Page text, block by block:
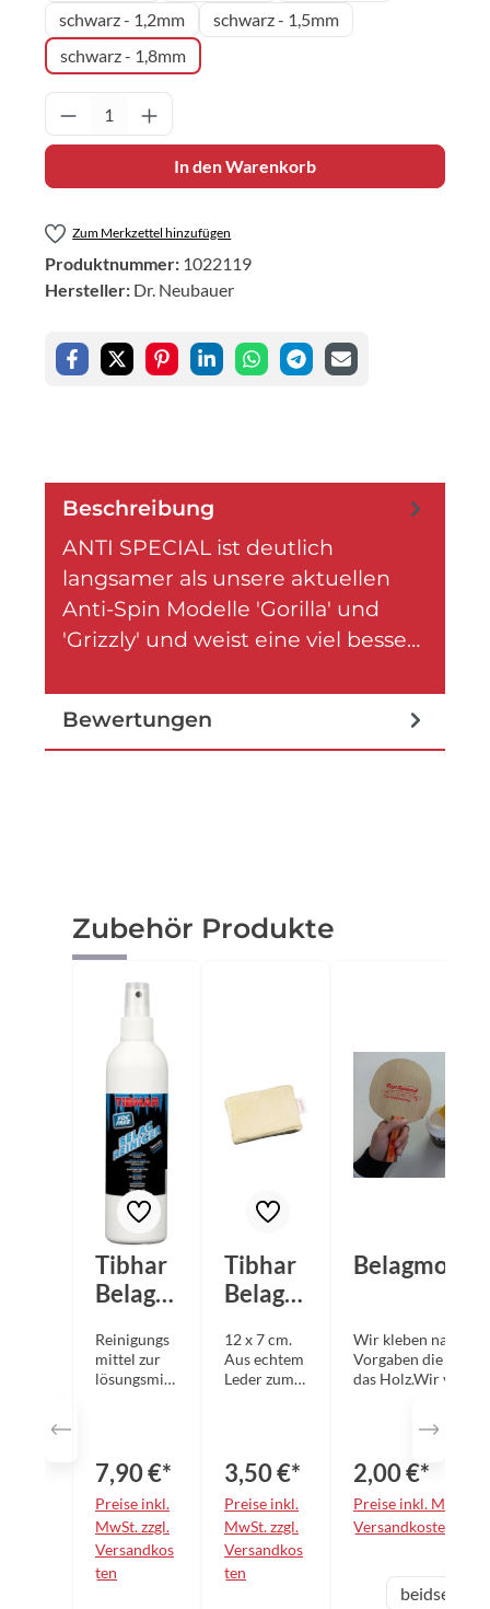
schwarz - 1,2mm
schwarz - 1,5mm
schwarz - 1,8mm
Produkt Anzahl: Gib den gewünschten
In den Warenkorb
Zum Merkzettel hinzufügen
Produktnummer: 1022119
Hersteller: Dr. Neubauer
Beschreibung
ANTI SPECIAL ist deutlich
langsamer als unsere aktuellen
Anti-Spin Modelle 'Gorilla' und
'Grizzly' und weist eine viel besse…
Bewertungen
Produktgalerie überspringen
Zubehör Produkte
Tibhar
Belagre
Pumps
pray
Reinigungs
mittel zur
lösungsmitt
belägen
aller
Marken.
Der
wirksame
Reiniger
7,90 €*
Preise inkl.
MwSt. zzgl.
Versandkos
ten
Tibhar
Belagre
sschwa
mm
12 x 7 cm.
Aus echtem
Leder zum
3,50 €*
Preise inkl.
MwSt. zzgl.
Versandkos
ten
Wir kleben nach
Vorgaben die
das Holz.Wir
2,00 €*
Preise inkl. MwSt.
Versandkosten
Variante
beidseitig